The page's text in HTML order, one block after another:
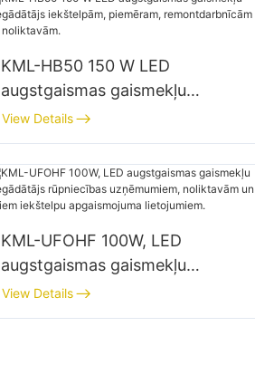
KML-HB50 150 W LED
augstgaismas gaismekļu
piegādātājs iekštelpām,
piemēram, remontdarbnīcām un
noliktavām.
View Details
KML-UFOHF 100W, LED
augstgaismas gaismekļu
piegādātājs rūpniecības
uzņēmumiem, noliktavām un
View Details